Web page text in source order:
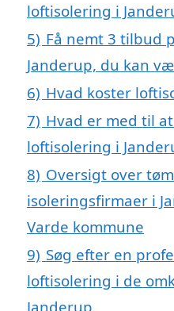
loftisolering i
5) Få nemt 3 tilbud
Janderup, du kan
6) Hvad koster
7) Hvad er med til
loftisolering i
8) Oversigt over
isoleringsfirmaer i
Varde kommune
9) Søg efter en
loftisolering i de
Janderup